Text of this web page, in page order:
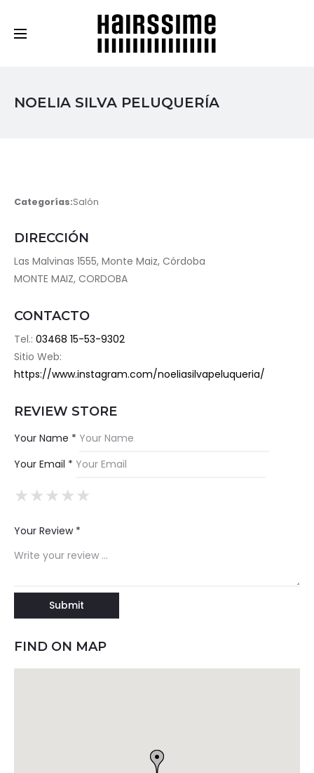
NOELIA SILVA PELUQUERÍA
Categorías:Salón
DIRECCIÓN
Las Malvinas 1555, Monte Maiz, Córdoba
MONTE MAIZ, CORDOBA
CONTACTO
Tel.: 03468 15-53-9302
Sitio Web:
https://www.instagram.com/noeliasilvapeluqueria/
REVIEW STORE
Your Name *
Your Email *
★
★★
★★★
★★★★
★★★★★
Your Review *
FIND ON MAP